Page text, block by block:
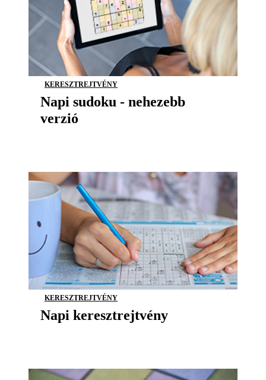
KERESZTREJTVÉNY
Napi sudoku - nehezebb
verzió
KERESZTREJTVÉNY
Napi keresztrejtvény